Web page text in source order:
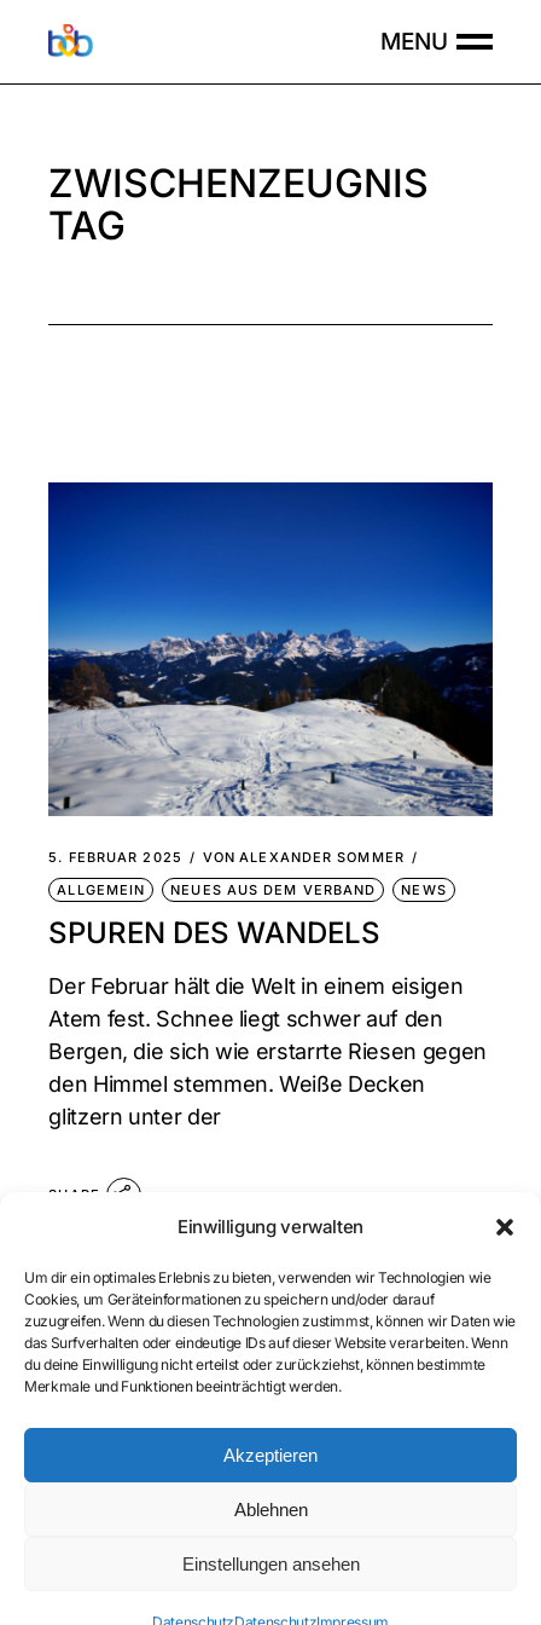
Einwilligung verwalten
Um dir ein optimales Erlebnis zu bieten, verwenden wir Technologien wie
Cookies, um Geräteinformationen zu speichern und/oder darauf
zuzugreifen. Wenn du diesen Technologien zustimmst, können wir Daten wie
das Surfverhalten oder eindeutige IDs auf dieser Website verarbeiten. Wenn
du deine Einwilligung nicht erteilst oder zurückziehst, können bestimmte
Merkmale und Funktionen beeinträchtigt werden.
Akzeptieren
Ablehnen
Einstellungen ansehen
ZWISCHENZEUGNIS
TAG
5. FEBRUAR 2025 VON ALEXANDER SOMMER
ALLGEMEIN
NEUES AUS DEM VERBAND NEWS
SPUREN DES WANDELS
Der Februar hält die Welt in einem eisigen
Atem fest. Schnee liegt schwer auf den
Bergen, die sich wie erstarrte Riesen gegen
den Himmel stemmen. Weiße Decken
glitzern unter der
SHARE
© 2026Impressum|Datenschutz